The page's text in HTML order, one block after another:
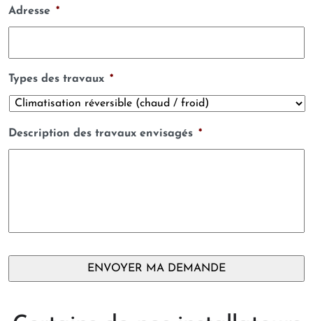
Adresse *
Types des travaux *
Description des travaux envisagés *